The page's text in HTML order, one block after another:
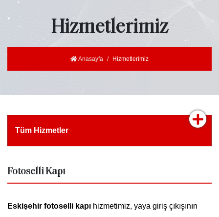
Hizmetlerimiz
Anasayfa Hizmetlerimiz
Tüm Hizmetler
Fotoselli Kapı
Eskişehir fotoselli kapı hizmetimiz, yaya giriş çıkışının